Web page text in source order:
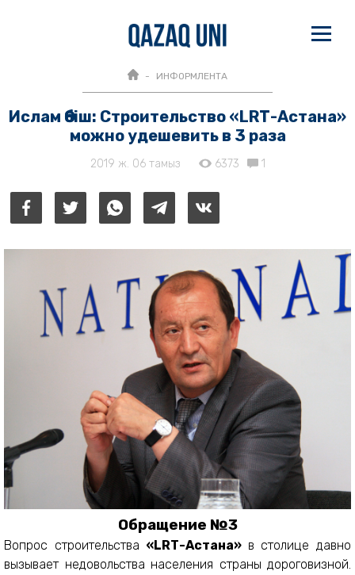
ИНФОРМЛЕНТА
Ислам Әбіш: Строительство «LRТ-Астана»
можно удешевить в 3 раза
2019 ж. 06 тамыз 6373 1
Обращение №3
Вопрос строительства «LRТ-Астана» в столице давно
вызывает недовольства населения страны дороговизной.